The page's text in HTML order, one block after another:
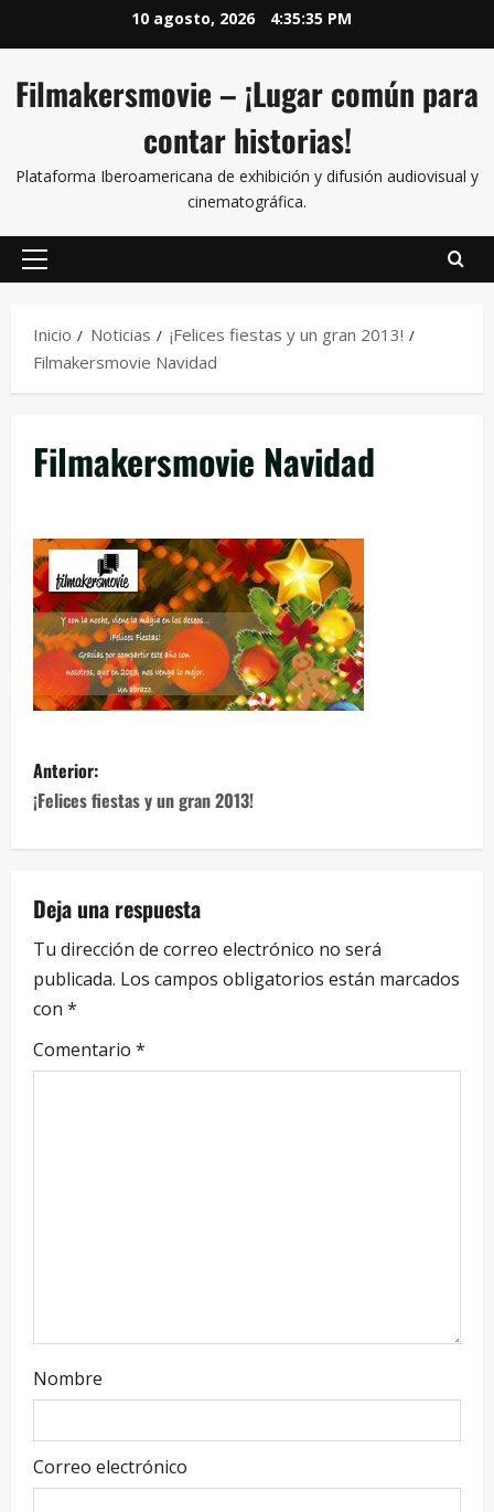
10 agosto, 2026 4:35:36 PM
Filmakersmovie – ¡Lugar común para
contar historias!
Plataforma Iberoamericana de exhibición y difusión audiovisual y
cinematográfica.
Inicio Noticias
¡Felices fiestas y un gran 2013!
Filmakersmovie Navidad
Filmakersmovie Navidad
Anterior:
¡Felices fiestas y un gran 2013!
Deja una respuesta
Tu dirección de correo electrónico no será
publicada. Los campos obligatorios están marcados
con *
Comentario *
Nombre
Correo electrónico